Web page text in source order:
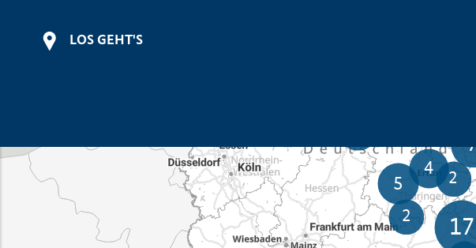
LOS GEHT'S